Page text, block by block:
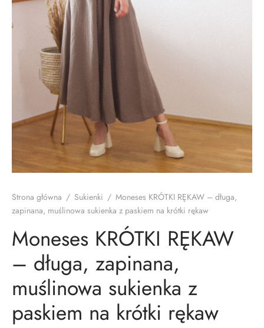
Strona główna / Sukienki / Moneses KRÓTKI RĘKAW – długa,
zapinana, muślinowa sukienka z paskiem na krótki rękaw
Moneses KRÓTKI RĘKAW
– długa, zapinana,
muślinowa sukienka z
paskiem na krótki rękaw
dresy
wierzchnie